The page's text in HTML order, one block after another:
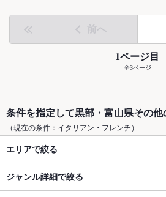
前へ
1ページ目
全3ページ
条件を指定して黒部・富山県その
（現在の条件：イタリアン・フレンチ）
エリアで絞る
ジャンル詳細で絞る